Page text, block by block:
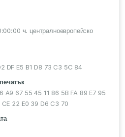
ч. централноевропейско
DF E5 B1 D8 73 C3 5C 84
A9 67 55 45 11 86 5B FA 89 E7 95
CE 22 E0 39 D6 C3 70